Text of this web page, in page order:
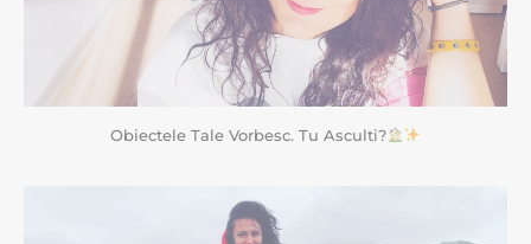
Obiectele Tale Vorbesc. Tu Asculti?